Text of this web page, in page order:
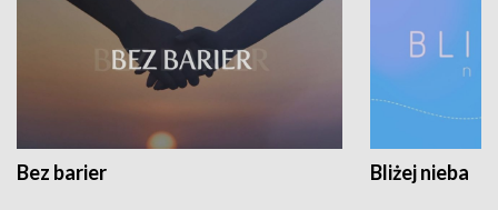
Bez barier Bliżej nieba